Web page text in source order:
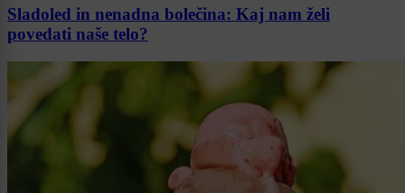
Sladoled in nenadna bolečina: Kaj nam želi
povedati naše telo?